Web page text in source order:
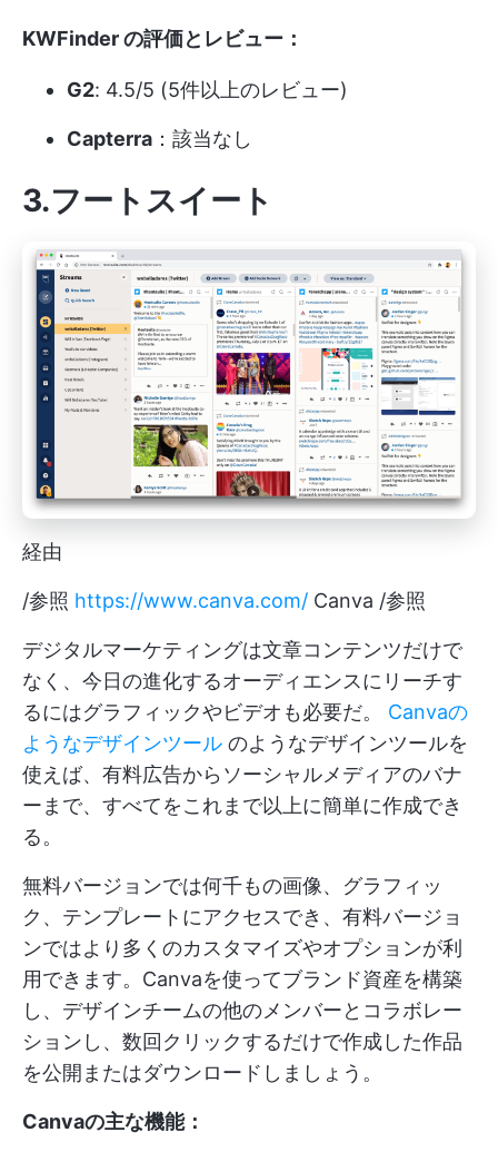
KWFinder の評価とレビュー：
G2: 4.5/5 (5件以上のレビュー)
Capterra ：該当なし
3.フートスイート
経由
/参照 https://www.canva.com/ Canva /参照
デジタルマーケティングは文章コンテンツだけで
なく、今日の進化するオーディエンスにリーチす
るにはグラフィックやビデオも必要だ。 Canvaの
ようなデザインツール のようなデザインツールを
使えば、有料広告からソーシャルメディアのバナ
ーまで、すべてをこれまで以上に簡単に作成でき
る。
無料バージョンでは何千もの画像、グラフィッ
ク、テンプレートにアクセスでき、有料バージョ
ンではより多くのカスタマイズやオプションが利
用できます。Canvaを使ってブランド資産を構築
し、デザインチームの他のメンバーとコラボレー
ションし、数回クリックするだけで作成した作品
を公開またはダウンロードしましょう。
Canvaの主な機能：